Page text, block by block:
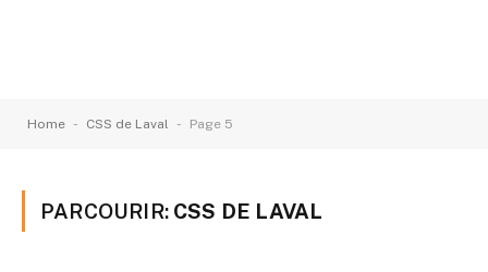
Home - CSS de Laval - Page 5
PARCOURIR: CSS DE LAVAL